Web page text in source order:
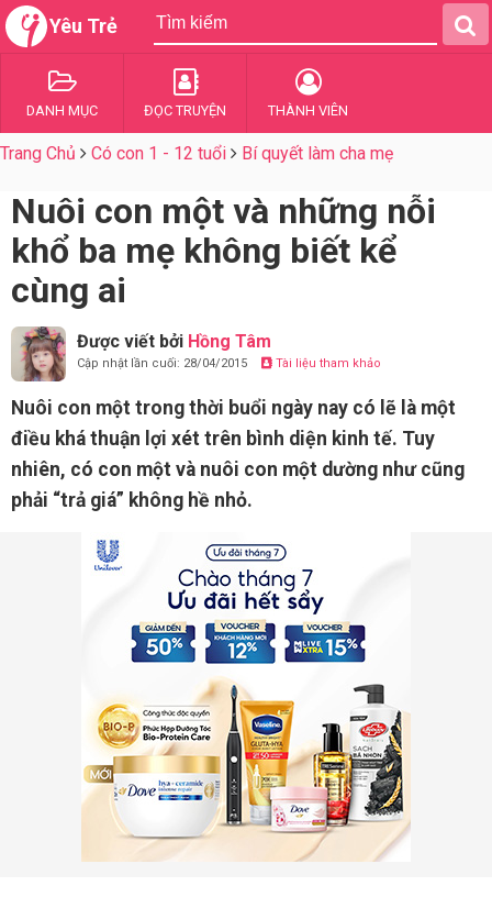
Yêu Trẻ
DANH MỤC ĐỌC TRUYỆN THÀNH VIÊN
Trang Chủ Có con 1 - 12 tuổi Bí quyết làm cha mẹ
Nuôi con một và những nỗi
khổ ba mẹ không biết kể
cùng ai
Được viết bởi Hồng Tâm
Cập nhật lần cuối: 28/04/2015 Tài liệu tham khảo
Nuôi con một trong thời buổi ngày nay có lẽ là một
điều khá thuận lợi xét trên bình diện kinh tế. Tuy
nhiên, có con một và nuôi con một dường như cũng
phải “trả giá” không hề nhỏ.